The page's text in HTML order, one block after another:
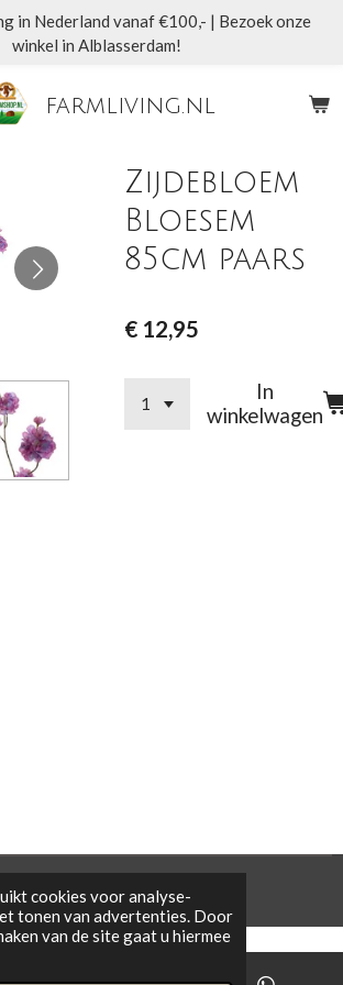
cookies voor analyse-
tonen van advertenties. Door
van de site gaat u hiermee
farmliving.nl
in Nederland vanaf €100,- | Bezoek onze
winkel in Alblasserdam!
Zijdebloem
Bloesem
85cm paars
€ 12,95
In
winkelwagen
Farmshop